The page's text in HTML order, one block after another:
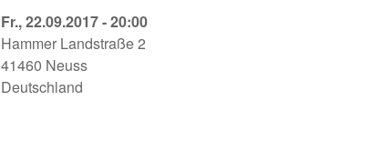
Spring
Awakening
Globe
Neuss
Fr., 22.09.2017 - 20:00
Hammer Landstraße 2
41460 Neuss
Deutschland